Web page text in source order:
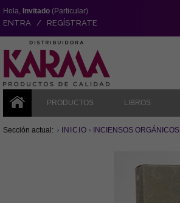
Hola, Invitado (Particular)
ENTRA / REGÍSTRATE
PRODUCTOS LIBROS
Sección actual: INICIO INCIENSOS ORGÁNICOS